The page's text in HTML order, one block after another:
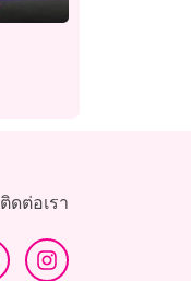
ติดต่อเรา